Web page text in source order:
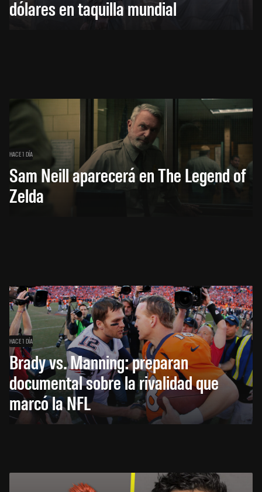
dólares en taquilla mundial
HACE 1 DÍA
Sam Neill aparecerá en The Legend of
Zelda
HACE 1 DÍA
Brady vs. Manning: preparan
documental sobre la rivalidad que
marcó la NFL